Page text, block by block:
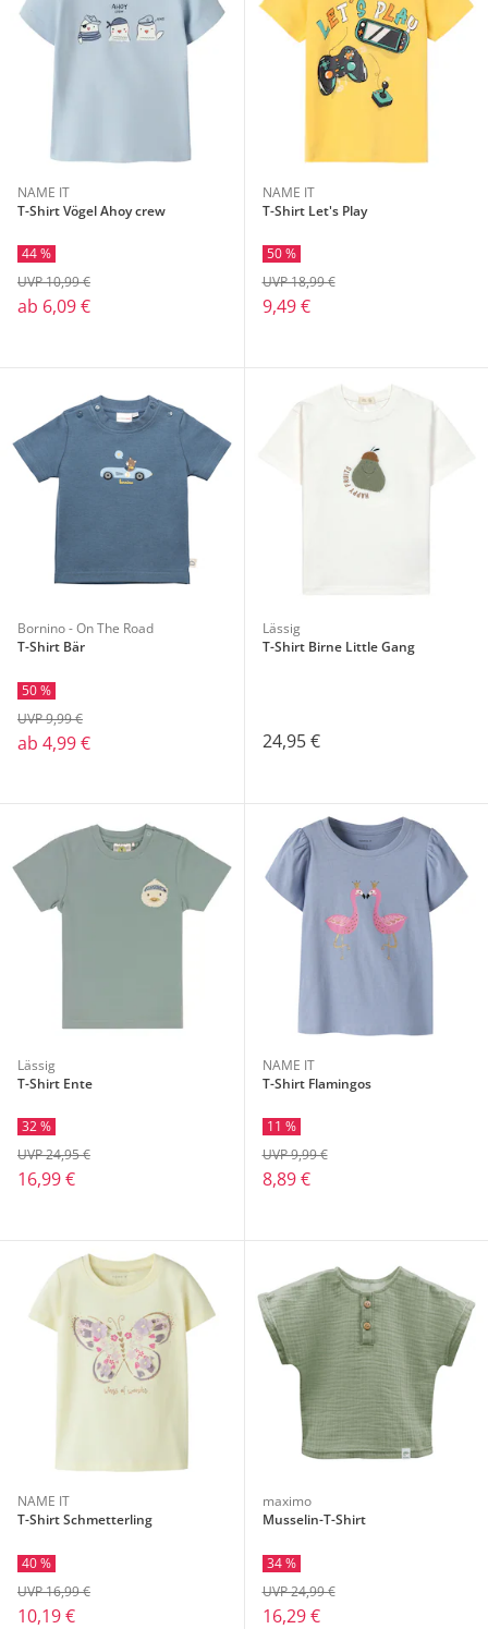
NAME IT
T-Shirt Vögel Ahoy crew
44 %
ab 6,09 €
UVP 10,99 €
NAME IT
T-Shirt Let's Play
50 %
9,49 €
UVP 18,99 €
Bornino - On The Road
T-Shirt Bär
50 %
ab 4,99 €
UVP 9,99 €
Lässig
T-Shirt Birne Little Gang
24,95 €
Lässig
T-Shirt Ente
32 %
16,99 €
UVP 24,95 €
NAME IT
T-Shirt Flamingos
11 %
8,89 €
UVP 9,99 €
NAME IT
T-Shirt Schmetterling
40 %
10,19 €
UVP 16,99 €
maximo
Musselin-T-Shirt
34 %
16,29 €
UVP 24,99 €